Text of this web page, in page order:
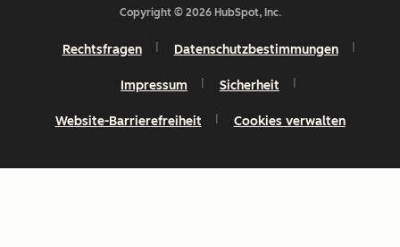
Copyright © 2026 HubSpot, Inc.
Rechtsfragen Datenschutzbestimmungen
Impressum Sicherheit
Website-Barrierefreiheit Cookies verwalten